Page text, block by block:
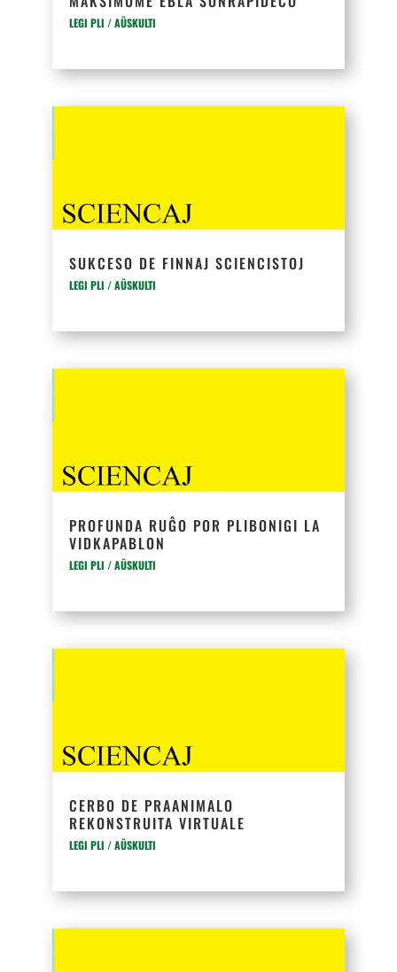
LEGI PLI / AŬSKULTI
SUKCESO DE FINNAJ SCIENCISTOJ
LEGI PLI / AŬSKULTI
PROFUNDA RUĜO POR PLIBONIGI LA
VIDKAPABLON
LEGI PLI / AŬSKULTI
CERBO DE PRAANIMALO
REKONSTRUITA VIRTUALE
LEGI PLI / AŬSKULTI